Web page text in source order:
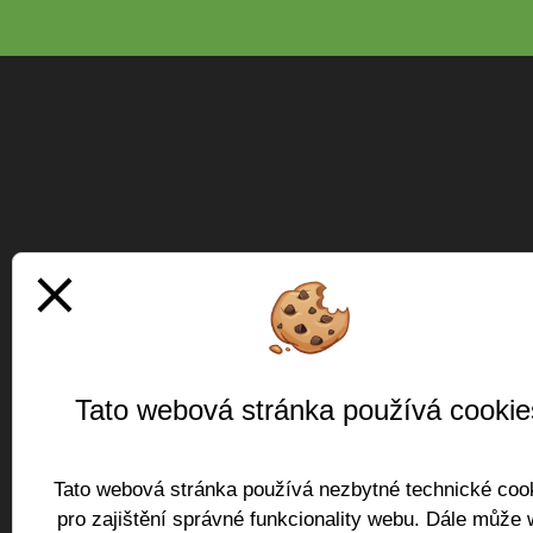
close
Tato webová stránka používá
Tato webová stránka používá nezbytné technické
pro zajištění správné funkcionality webu. Dále může